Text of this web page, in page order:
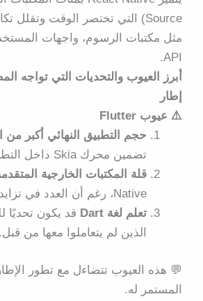
Source) التي تختصر الوقت وتقلل تكاليف التطوير،
مثل مكتبات الرسوم، واجهات
API.
أبرز العيوب والتحديات التي تواجه
إطار
⚠️ عيوب Flutter
حجم التطبيق النهائي أكبر من
تضمين محرك Skia داخل التطبيق.
قلة المكتبات الخارجية
Native، رغم أن العدد في تزايد مستمر.
تعلم لغة Dart
قد يكون تحديًا
الذين لم يتعاملوا معها من قبل.
💬
المستمر له.